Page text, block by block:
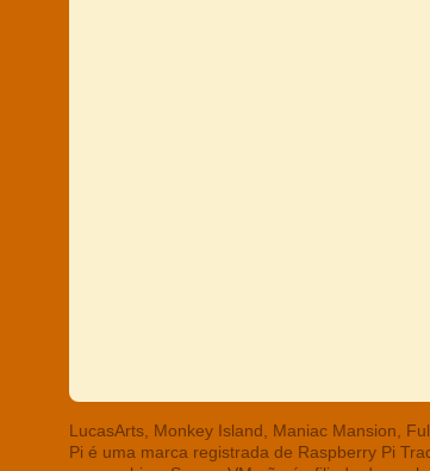
LucasArts, Monkey Island, Maniac Mansion,
Pi é uma marca registrada de Raspberry Pi